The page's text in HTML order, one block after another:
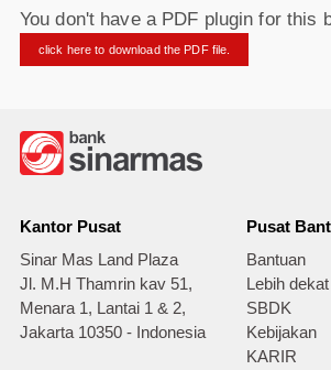
You don't have a PDF plugin for this
click here to download the PDF file.
Kantor Pusat
Sinar Mas Land Plaza
Jl. M.H Thamrin kav 51,
Menara 1, Lantai 1 & 2,
Jakarta 10350 - Indonesia
Pusat
Bantuan
Lebih
SBDK
Kebijakan
KARIR